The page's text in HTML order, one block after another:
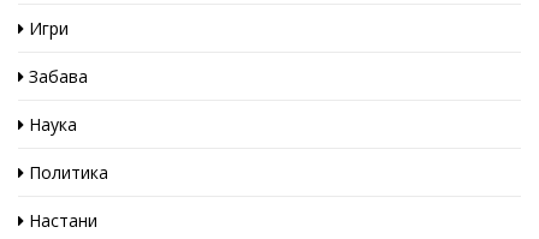
Игри
Забава
Наука
Политика
Настани